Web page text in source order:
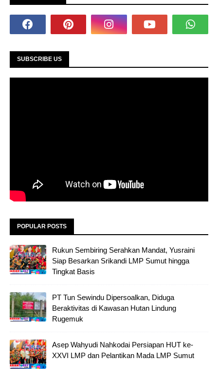
SUBSCRIBE US
POPULAR POSTS
Rukun Sembiring Serahkan Mandat, Yusraini
Siap Besarkan Srikandi LMP Sumut hingga
Tingkat Basis
PT Tun Sewindu Dipersoalkan, Diduga
Beraktivitas di Kawasan Hutan Lindung
Rugemuk
Asep Wahyudi Nahkodai Persiapan HUT ke-
XXVI LMP dan Pelantikan Mada LMP Sumut